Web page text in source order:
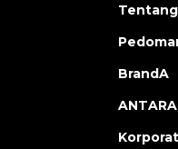
BrandA
Korporat